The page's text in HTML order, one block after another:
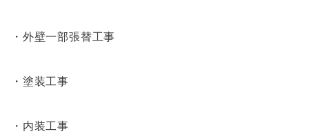
・外壁一部張替工事
・塗装工事
・内装工事